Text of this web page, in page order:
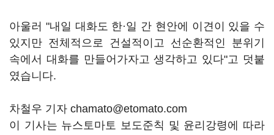
아울러 "내일 대화도 한·일 간 현안에 이견이 있을 수
있지만 전체적으로 건설적이고 선순환적인 분위기
속에서 대화를 만들어가자고 생각하고 있다"고 덧붙
였습니다.
차철우 기자 chamato@etomato.com
이 기사는 뉴스토마토 보도준칙 및 윤리강령에 따라